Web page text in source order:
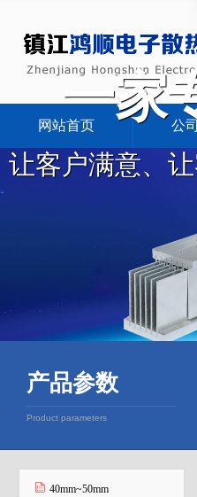
网站首页 公
一家
让客户满意、
当前位
产品参数
Product parameters
40mm~50mm